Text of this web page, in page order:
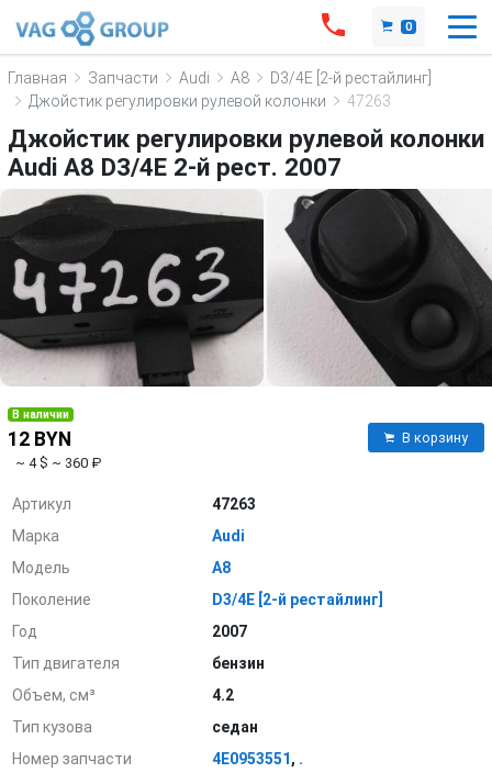
0
Главная Запчасти Audi A8
D3/4E [2-й рестайлинг]
Джойстик регулировки рулевой колонки
47263
Джойстик регулировки рулевой колонки
Audi A8 D3/4E 2-й рест. 2007
В наличии
12 BYN
~ 4 $ ~ 360 ₽
В корзину
Артикул
47263
Марка
Audi
Модель
A8
Поколение
D3/4E [2-й рестайлинг]
Год
2007
Тип двигателя
бензин
Объем, см³
4.2
Тип кузова
седан
Номер запчасти
4E0953551, .